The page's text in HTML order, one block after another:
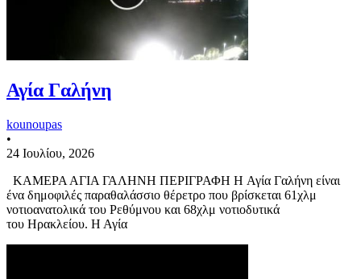
Αγία Γαλήνη
kounoupas
•
24 Ιουλίου, 2026
ΚΑΜΕΡΑ ΑΓΙΑ ΓΑΛΗΝΗ ΠΕΡΙΓΡΑΦΗ Η Αγία Γαλήνη είναι
ένα δημοφιλές παραθαλάσσιο θέρετρο που βρίσκεται 61χλμ
νοτιοανατολικά του Ρεθύμνου και 68χλμ νοτιοδυτικά
του Ηρακλείου. Η Αγία